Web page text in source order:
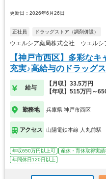
更新日：2026年6月26日
正社員 ドラッグストア（調剤併設）
ウエルシア薬局株式会社 ウエルシ
【神戸市西区】多彩な
充実♪高給与のドラッグ
給与
【月収】33.5万円
【年収】515万円～
勤務地 兵庫県 神戸市西区
アクセス 山陽電鉄本線 人丸前駅
年収650万円以上可 産休・育休取得実績
年間休日120日以上